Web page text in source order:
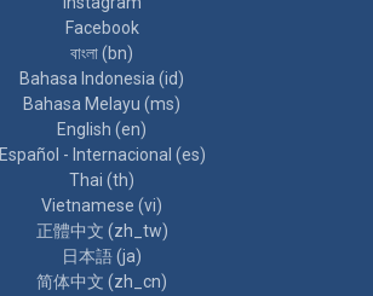
Facebook
বাংলা ‎(bn)‎
Bahasa Indonesia ‎(id)‎
Bahasa Melayu ‎(ms)‎
English ‎(en)‎
Español - Internacional ‎(es)‎
Thai ‎(th)‎
Vietnamese ‎(vi)‎
正體中文 ‎(zh_tw)‎
日本語 ‎(ja)‎
简体中文 ‎(zh_cn)‎